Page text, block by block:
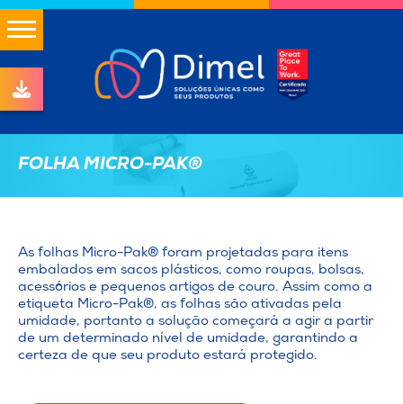
FOLHA MICRO-PAK®
As folhas Micro-Pak® foram projetadas para itens
embalados em sacos plásticos, como roupas, bolsas,
acessórios e pequenos artigos de couro. Assim como a
etiqueta Micro-Pak®, as folhas são ativadas pela
umidade, portanto a solução começará a agir a partir
de um determinado nível de umidade, garantindo a
certeza de que seu produto estará protegido.